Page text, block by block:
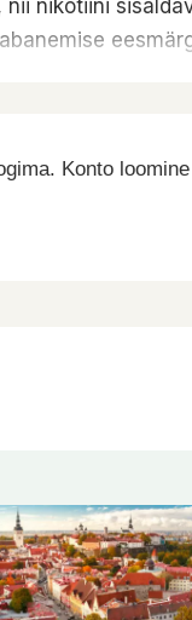
nikotiini
Konto